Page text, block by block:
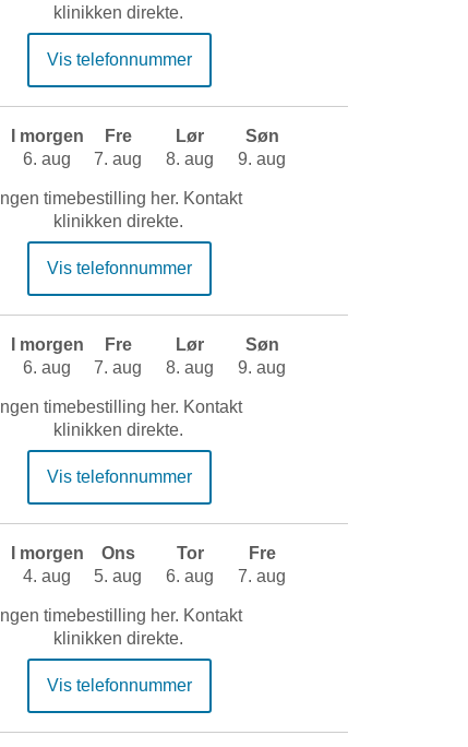
klinikken direkte.
Vis telefonnummer
I morgen
6. aug
Fre
7. aug
Lør
8. aug
Søn
9. aug
Ingen timebestilling her. Kontakt
klinikken direkte.
Vis telefonnummer
I morgen
6. aug
Fre
7. aug
Lør
8. aug
Søn
9. aug
Ingen timebestilling her. Kontakt
klinikken direkte.
Vis telefonnummer
I morgen
4. aug
Ons
5. aug
Tor
6. aug
Fre
7. aug
Ingen timebestilling her. Kontakt
klinikken direkte.
Vis telefonnummer